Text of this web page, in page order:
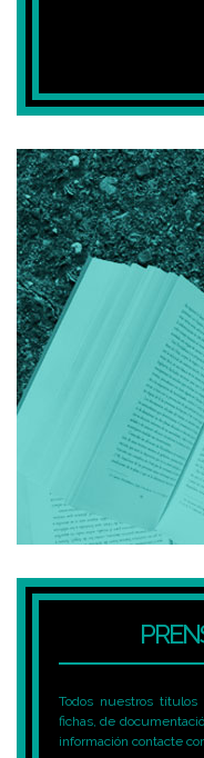
Todos nuestros
fichas, de
información contacte